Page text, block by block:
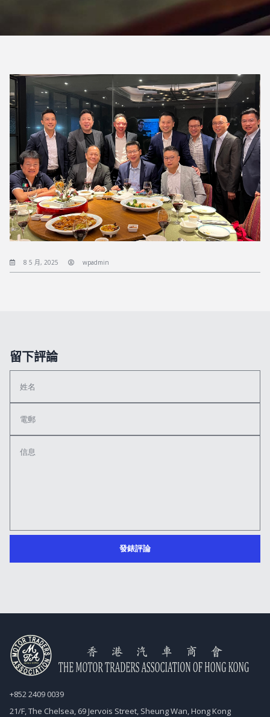
8 5 月, 2025 wpadmin
留下評論
+852 2409 0039
21/F, The Chelsea, 69 Jervois Street, Sheung Wan, Hong Kong